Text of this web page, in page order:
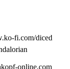
fi.com/diced
online.com